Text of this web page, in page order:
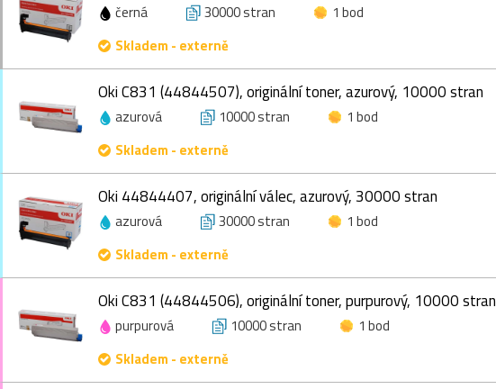
černá 30000 stran
1 bod
Skladem - externě
Oki C831 (44844507), originální toner, azurový, 10000 stran
azurová 10000 stran
1 bod
Skladem - externě
Oki 44844407, originální válec, azurový, 30000 stran
azurová 30000 stran
1 bod
Skladem - externě
Oki C831 (44844506), originální toner, purpurový, 10000 stran
purpurová 10000 stran
1 bod
Skladem - externě